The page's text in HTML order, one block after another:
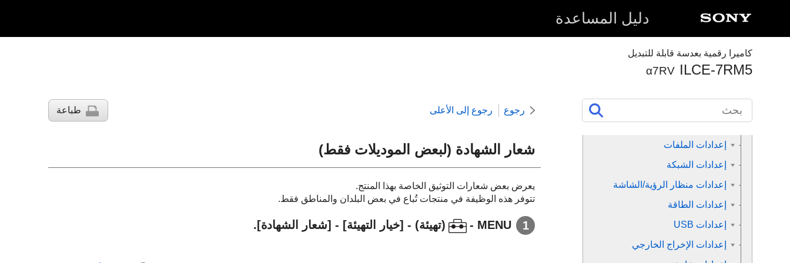
دليل المساعدة
كاميرا رقمية بعدسة قابلة للتبديل
ILCE-7RM5
α7RV
رجوع رجوع إلى الأعلى طباعة
شعار الشهادة (لبعض الموديلات فقط)
يعرض بعض شعارات التوثيق الخاصة بهذا المنتج.
تتوفر هذه الوظيفة في منتجات تُباع في بعض البلدان والمناطق فقط.
MENU
-
(تهيئة) - [خيار التهيئة] - [شعار الشهادة].
تخصيص الكاميرا
العرض
إعدادات بطاقة الذاكرة
إعدادات الملفات
إعدادات الشبكة
إعدادات منظار الرؤية/الشاشة
إعدادات الطاقة
إعدادات USB
إعدادات الإخراج الخارجي